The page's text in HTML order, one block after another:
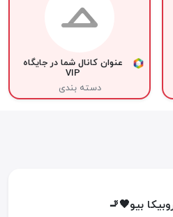
عنوان کانال شما در جایگاه
VIP
دسته بندی
بیو🖤🚬